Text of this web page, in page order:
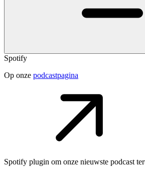
Spotify
Op onze podcastpagina
Spotify plugin om onze nieuwste podcast